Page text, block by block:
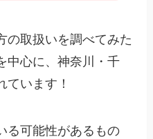
の取扱いを調べてみた
中心に、神奈川・千
ています！
る可能性があるもの